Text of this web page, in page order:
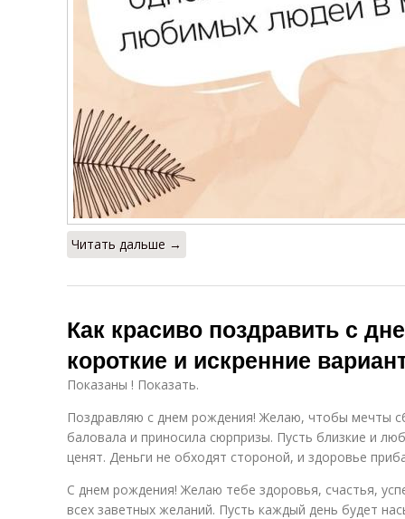
Читать дальше →
Как красиво поздравить с
короткие и искренние
Показаны ! Показать.
Поздравляю с днем рождения! Желаю, чтобы мечты
баловала и приносила сюрпризы. Пусть близкие и
ценят. Деньги не обходят стороной, и здоровье
С днем рождения! Желаю тебе здоровья, счастья,
всех заветных желаний. Пусть каждый день будет